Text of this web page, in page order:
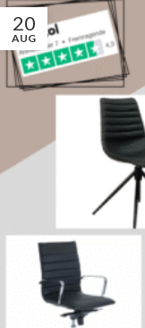
20
AUG